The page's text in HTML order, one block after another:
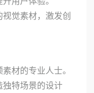
觉素材，激发创
材的专业人士。
特场景的设计